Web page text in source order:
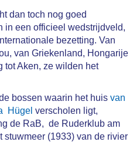
dan toch nog goed
in een officieel wedstrijdveld,
bezetting. Van
van Griekenland, Hongarije
tot Aken, ze wilden het
bossen waarin het huis van
Hügel verscholen ligt,
de RaB, de Ruderklub am
stuwmeer (1933) van de rivier